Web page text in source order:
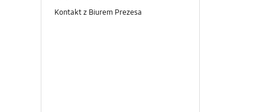
Kontakt z Biurem Prezesa